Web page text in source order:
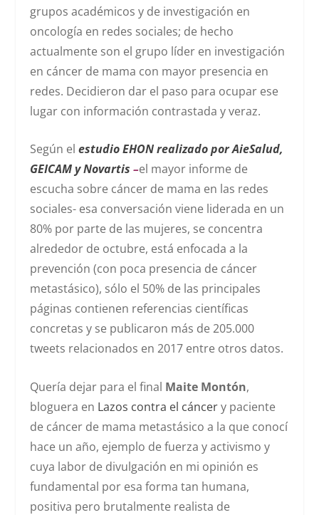
grupos académicos y de investigación en
oncología en redes sociales; de hecho
actualmente son el grupo líder en investigación
en cáncer de mama con mayor presencia en
redes. Decidieron dar el paso para ocupar ese
lugar con información contrastada y veraz.
Según elestudio EHON realizado por AieSalud,
GEICAM y Novartis –el mayor informe de
escucha sobre cáncer de mama en las redes
sociales- esa conversación viene liderada en un
80% por parte de las mujeres, se concentra
alrededor de octubre, está enfocada a la
prevención (con poca presencia de cáncer
metastásico), sólo el 50% de las principales
páginas contienen referencias científicas
concretas y se publicaron más de 205.000
tweets relacionados en 2017 entre otros datos.
Quería dejar para el final Maite Montón,
bloguera en Lazos contra el cáncery paciente
de cáncer de mama metastásico a la que conocí
hace un año, ejemplo de fuerza y activismo y
cuya labor de divulgación en mi opinión es
fundamental por esa forma tan humana,
positiva pero brutalmente realista de